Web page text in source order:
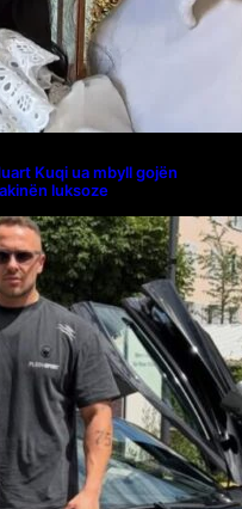
Kuqi ua mbyll gojën
luksoze